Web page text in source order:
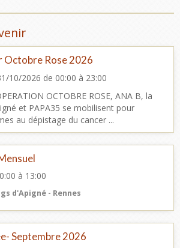
Octobre Rose 2026
10/2026 de 00:00 à 23:00
OCTOBRE ROSE, ANA B, la
et PAPA35 se mobilisent pour
au dépistage du cancer ...
à 13:00
d'Apigné - Rennes
Septembre 2026